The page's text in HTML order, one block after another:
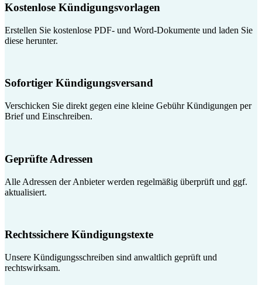
Kostenlose Kündigungsvorlagen
Erstellen Sie kostenlose PDF- und Word-Dokumente und laden Sie
diese herunter.
Sofortiger Kündigungsversand
Verschicken Sie direkt gegen eine kleine Gebühr Kündigungen per
Brief und Einschreiben.
Geprüfte Adressen
Alle Adressen der Anbieter werden regelmäßig überprüft und ggf.
aktualisiert.
Rechtssichere Kündigungstexte
Unsere Kündigungsschreiben sind anwaltlich geprüft und
rechtswirksam.